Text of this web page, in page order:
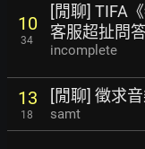
10
34
[閒聊] TIFA
客服超扯問
incomplete
13
18
[閒聊] 徵求
samt